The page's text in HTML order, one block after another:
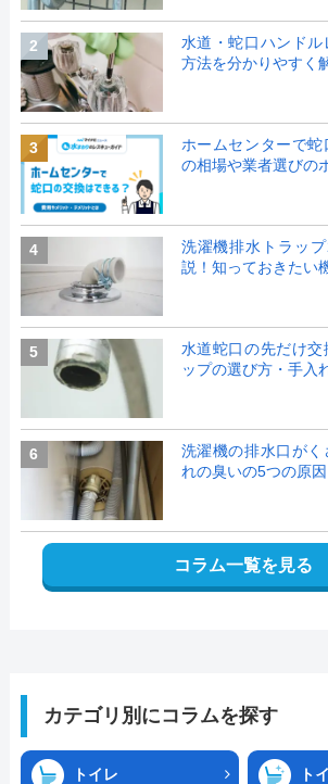
2
水道・蛇口ハンドル
方法を分かりやすく
3
ホームセンターで
の相場や業者選びの
4
洗濯機排水トラッ
説！知っておきたい
5
水道蛇口の先だけ
ップの選び方・手入
6
洗濯機の排水口が
れの臭いの5つの原
コラム一覧を見る
カテゴリ別にコラムを探す
トイレ ト